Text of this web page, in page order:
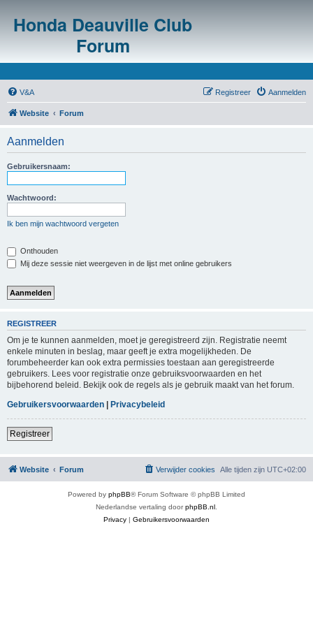
Honda Deauville Club
Forum
V&A Aanmelden
Registreer
Website Forum
Aanmelden
Gebruikersnaam:
Wachtwoord:
Ik ben mijn wachtwoord vergeten
Onthouden
Mij deze sessie niet weergeven in de lijst met online gebruikers
REGISTREER
Om je te kunnen aanmelden, moet je geregistreerd zijn. Registratie neemt
enkele minuten in beslag, maar geeft je extra mogelijkheden. De
forumbeheerder kan ook extra permissies toestaan aan geregistreerde
gebruikers. Lees voor registratie onze gebruiksvoorwaarden en het
bijbehorend beleid. Bekijk ook de regels als je gebruik maakt van het forum.
Gebruikersvoorwaarden | Privacybeleid
Registreer
Website Forum Alle tijden zijn UTC+02:00
Verwijder cookies
Powered by phpBB® Forum Software © phpBB Limited
Nederlandse vertaling doorphpBB.nl
Privacy | Gebruikersvoorwaarden